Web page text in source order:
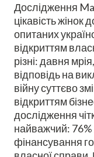
Дослідження
цікавість жінок
опитаних
відкриттям
різні: давня
відповідь на
війну суттєво
відкриттям
дослідження
найважчий: 76%
фінансування